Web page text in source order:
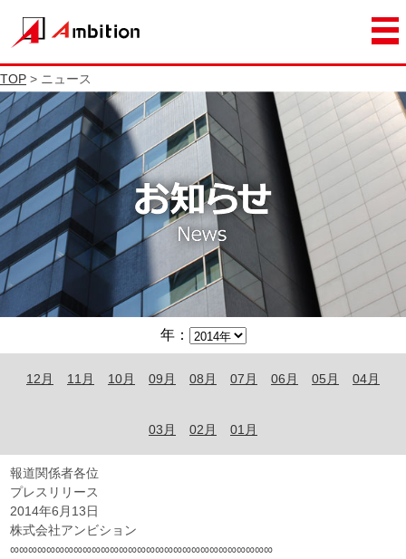
TOP > ニュース
年：
12月 11月 10月 09月 08月 07月 06月 05月 04月
03月 02月 01月
報道関係者各位
プレスリリース
2014年6月13日
株式会社アンビション
∞∞∞∞∞∞∞∞∞∞∞∞∞∞∞∞∞∞∞∞∞∞∞∞∞∞∞∞∞